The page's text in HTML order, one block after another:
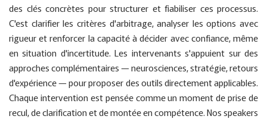
des clés concrètes pour structurer et fiabiliser ces processus.
C'est clarifier les critères d'arbitrage, analyser les options avec
rigueur et renforcer la capacité à décider avec confiance, même
en situation d'incertitude. Les intervenants s'appuient sur des
approches complémentaires — neurosciences, stratégie, retours
d'expérience — pour proposer des outils directement applicables.
Chaque intervention est pensée comme un moment de prise de
recul, de clarification et de montée en compétence. Nos speakers